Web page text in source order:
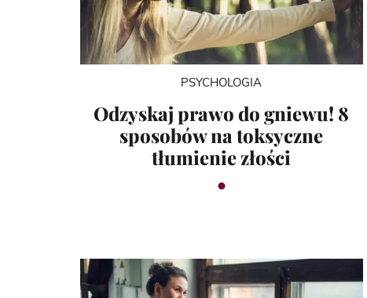
PSYCHOLOGIA
Odzyskaj prawo do gniewu! 8
sposobów na toksyczne
tłumienie złości